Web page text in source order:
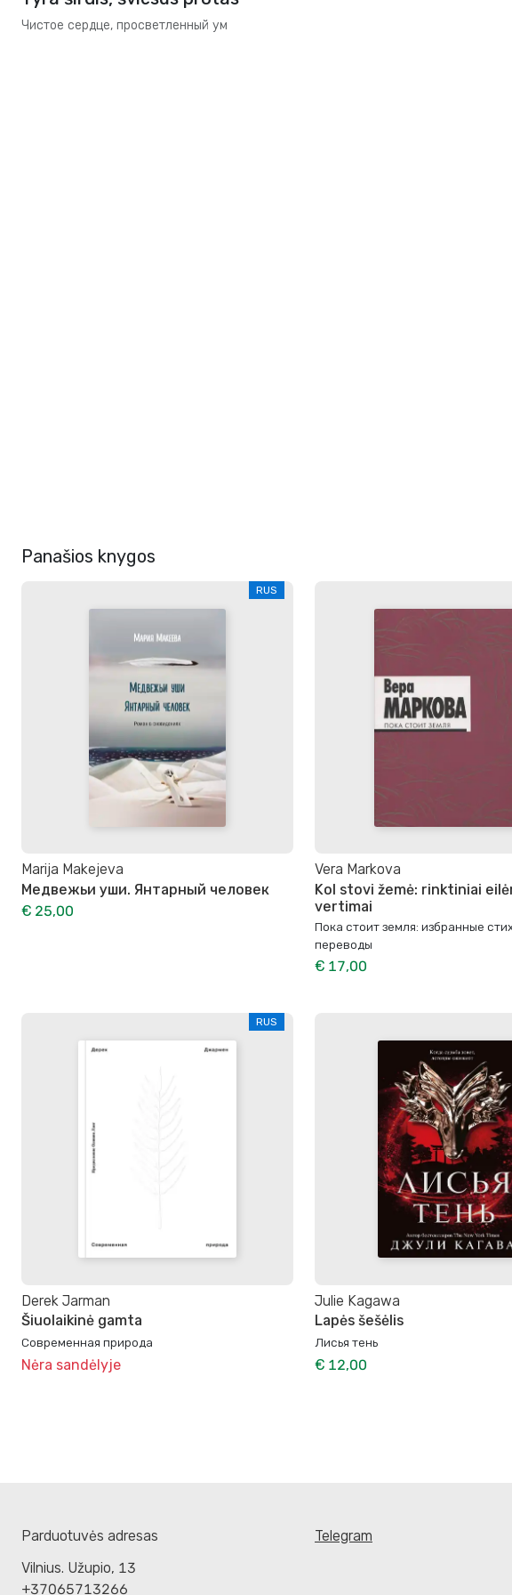
Чистое сердце, просветленный ум
Panašios knygos
RUS
Marija Makejeva
Медвежьи уши. Янтарный человек
€ 25,00
Vera Markova
Kol stovi žemė: rinktiniai
vertimai
Пока стоит земля: избранные
переводы
€ 17,00
RUS
Derek Jarman
Šiuolaikinė gamta
Современная природа
Nėra sandėlyje
Julie Kagawa
Lapės šešėlis
Лисья тень
€ 12,00
Parduotuvės adresas
Vilnius. Užupio, 13
+37065713266
Telegram